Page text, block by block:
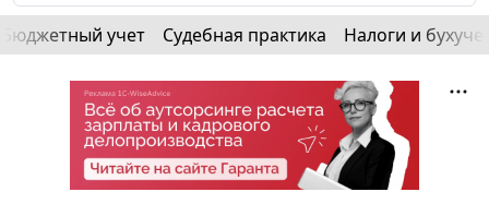
Бюджетный учет Судебная практика Налоги и